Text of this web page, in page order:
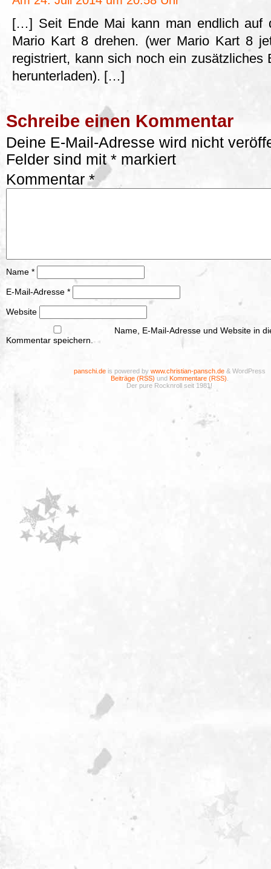
[…] Seit Ende Mai kann man endlich auf
Mario Kart 8 drehen. (wer Mario Kart 8
registriert, kann sich noch ein zusätzliches
herunterladen). […]
Schreibe einen Kommentar
Deine E-Mail-Adresse wird nicht
Felder sind mit* markiert
Kommentar*
Name *
E-Mail-Adresse *
Website
Name, E-Mail-Adresse und Website in
Kommentar speichern.
panschi.deis powered by www.christian-pansch.de& WordPress
Beiträge (RSS) und Kommentare (RSS)
Der pure Rocknroll seit 1981!